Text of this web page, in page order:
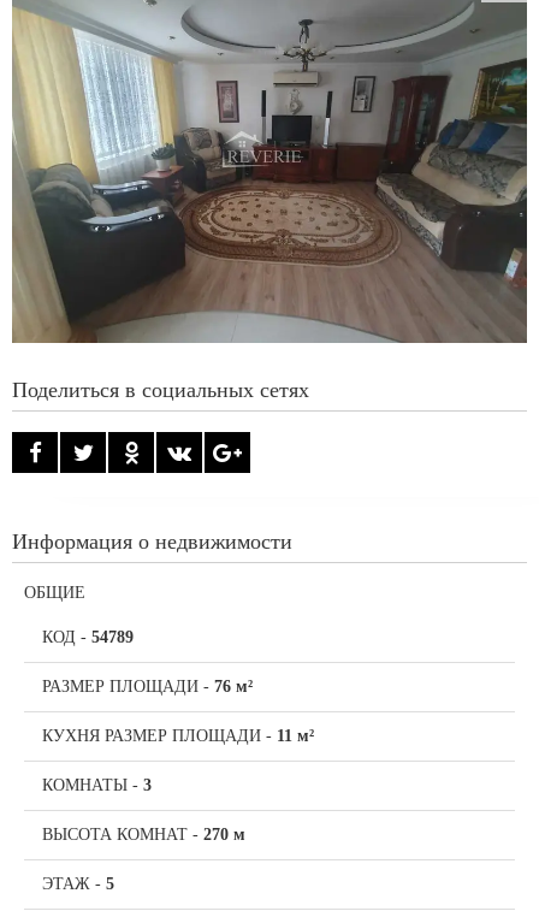
Поделиться в социальных сетях
Информация о недвижимости
ОБЩИЕ
КОД - 54789
РАЗМЕР ПЛОЩАДИ - 76 м²
КУХНЯ РАЗМЕР ПЛОЩАДИ - 11 м²
КОМНАТЫ - 3
ВЫСОТА КОМНАТ - 270 м
ЭТАЖ - 5